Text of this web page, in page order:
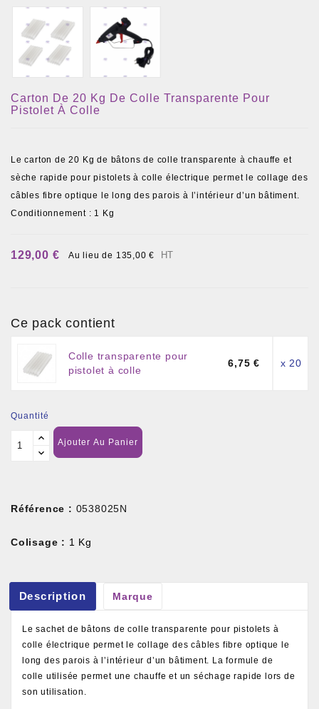
Carton De 20 Kg De Colle Transparente Pour
Pistolet À Colle
Le carton de 20 Kg de bâtons de colle transparente à chauffe et
sèche rapide pour pistolets à colle électrique permet le collage des
câbles fibre optique le long des parois à l’intérieur d’un bâtiment.
Conditionnement : 1 Kg
129,00 € Au lieu de 135,00 € HT
Ce pack contient
Colle transparente pour
pistolet à colle
6,75 € x 20
Quantité
Ajouter Au Panier
Référence : 0538025N
Colisage : 1 Kg
Description Marque
Le sachet de bâtons de colle transparente pour pistolets à
colle électrique permet le collage des câbles fibre optique le
long des parois à l’intérieur d’un bâtiment. La formule de
colle utilisée permet une chauffe et un séchage rapide lors de
son utilisation.